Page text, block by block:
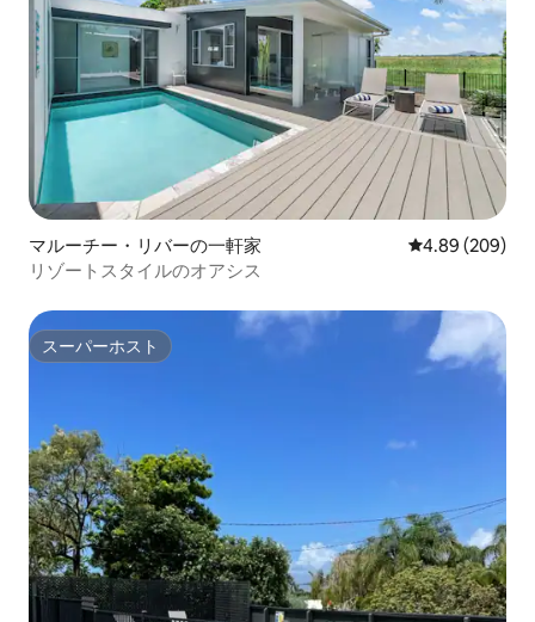
マルーチー・リバーの一軒家 レビュー209
4.89 (209)
リゾートスタイルのオアシス
スーパーホスト
スーパーホスト